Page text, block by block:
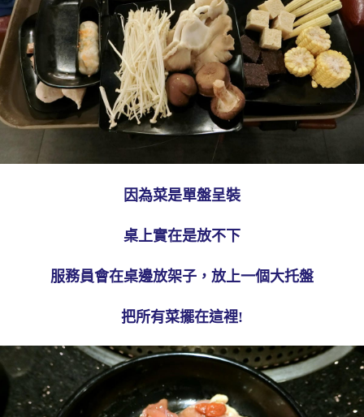
因為菜是單盤呈裝
桌上實在是放不下
服務員會在桌邊放架子，放上一個大托盤
把所有菜擺在這裡!